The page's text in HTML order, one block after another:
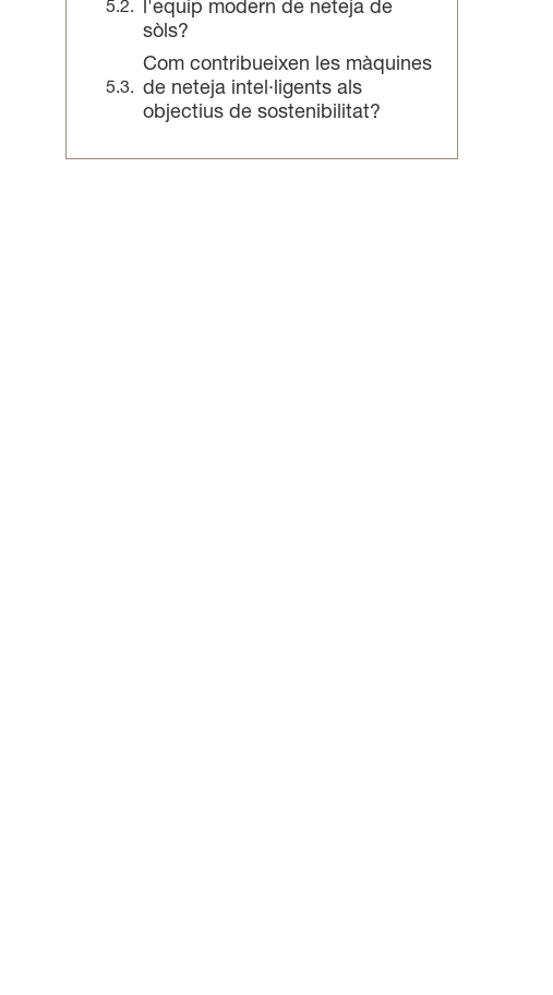
l'equip modern de neteja de
sòls?
Com contribueixen les màquines
de neteja intel·ligents als
objectius de sostenibilitat?